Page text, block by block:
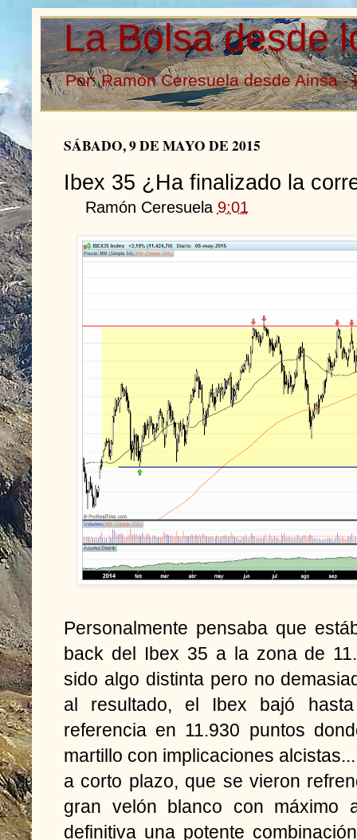
La Bolsa desde
Por: Ramón Ceresuela desde Ainsa -
SÁBADO, 9 DE MAYO DE 2015
Ibex 35 ¿Ha finalizado la
Ramón Ceresuela 9:01
Personalmente pensaba que
back del Ibex 35 a la zona de
sido algo distinta pero no
al resultado, el Ibex bajó
referencia en 11.930 puntos
martillo con implicaciones alcistas...
a corto plazo, que se vieron
gran velón blanco con máximo
definitiva una potente